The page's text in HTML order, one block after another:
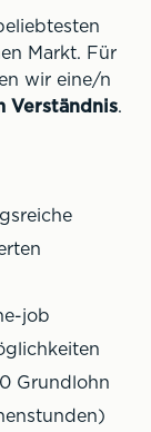
Markt. Für
wir eine/n
Verständnis.
job
Grundlohn